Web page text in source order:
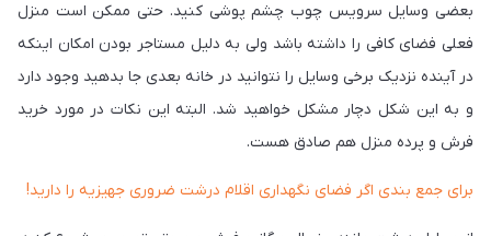
بعضی وسایل سرویس چوب چشم پوشی کنید. حتی ممکن است منزل
فعلی فضای کافی را داشته باشد ولی به دلیل مستاجر بودن امکان اینکه
در آینده نزدیک برخی وسایل را نتوانید در خانه بعدی جا بدهید وجود دارد
و به این شکل دچار مشکل خواهید شد. البته این نکات در مورد خرید
فرش و پرده منزل هم صادق هست.
برای جمع بندی اگر فضای نگهداری اقلام درشت ضروری جهیزیه را دارید!